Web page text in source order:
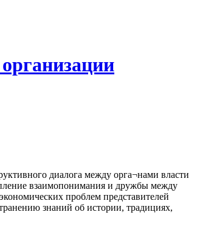
диалога между орга¬нами власти
взаимопонимания и дружбы между
проблем представителей
знаний об истории, традициях,